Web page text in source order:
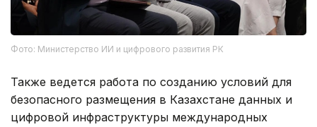
Фото: Министерство ИИ и цифрового развития РК
Также ведется работа по созданию условий для
безопасного размещения в Казахстане данных и
цифровой инфраструктуры международных